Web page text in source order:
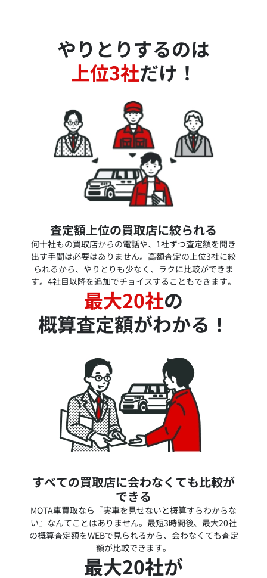
やりとりするのは
上位3社だけ！
査定額上位の買取店に絞られる
何十社もの買取店からの電話や、1社ずつ査定額を聞き
出す手間は必要はありません。高額査定の上位3社に絞
られるから、やりとりも少なく、ラクに比較ができま
す。4社目以降を追加でチョイスすることもできます。
最大20社の
概算査定額がわかる！
すべての買取店に会わなくても比較が
できる
MOTA車買取なら『実車を見せないと概算すらわからな
い』なんてことはありません。最短3時間後、最大20社
の概算査定額をWEBで見られるから、会わなくても査定
額が比較できます。
最大20社が